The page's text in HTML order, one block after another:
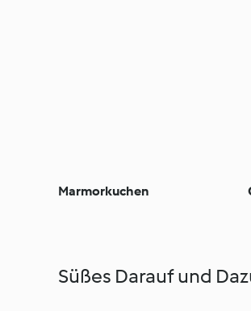
Marmorkuchen
Süßes Darauf und